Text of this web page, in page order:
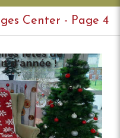
Center - Page 4